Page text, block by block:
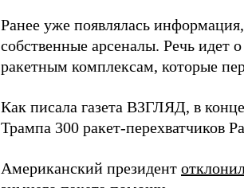
Ранее уже появлялась
собственные арсеналы. Речь идет
ракетным комплексам, которые
Как писала газета ВЗГЛЯД, в
Трампа 300 ракет-перехватчиков
Американский президент